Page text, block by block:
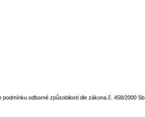
podmínku odborné způsobilosti dle zákona č. 458/2000 Sb.